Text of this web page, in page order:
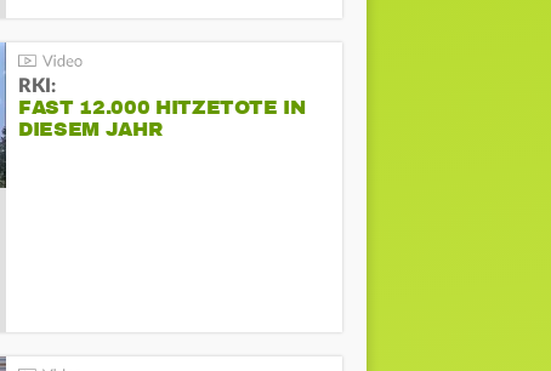
RKI:
FAST 12.000 HITZETOTE IN
DIESEM JAHR